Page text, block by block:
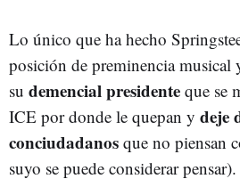
Lo único que ha hecho
posición de preminencia musical
su demencial presidente que se
ICE por donde le quepan y deje
conciudadanos que no piensan
suyo se puede considerar pensar).